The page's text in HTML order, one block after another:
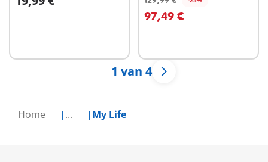
Home ... My Life
In winkelwagen
97,49 €
In winkelwagen
1 van 4